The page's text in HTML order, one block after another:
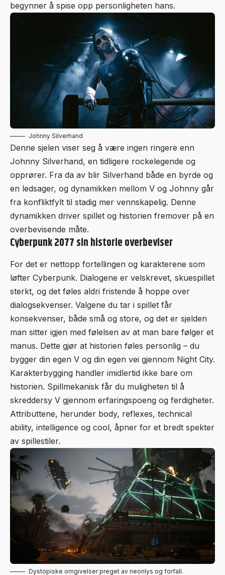
begynner å spise opp personligheten hans.
Johnny Silverhand
Denne sjelen viser seg å være ingen ringere enn
Johnny Silverhand, en tidligere rockelegende og
opprører. Fra da av blir Silverhand både en byrde og
en ledsager, og dynamikken mellom V og Johnny går
fra konfliktfylt til stadig mer vennskapelig. Denne
dynamikken driver spillet og historien fremover på en
overbevisende måte.
Cyberpunk 2077 sin historie overbeviser
For det er nettopp fortellingen og karakterene som
løfter Cyberpunk. Dialogene er velskrevet, skuespillet
sterkt, og det føles aldri fristende å hoppe over
dialogsekvenser. Valgene du tar i spillet får
konsekvenser, både små og store, og det er sjelden
man sitter igjen med følelsen av at man bare følger et
manus. Dette gjør at historien føles personlig – du
bygger din egen V og din egen vei gjennom Night City.
Karakterbygging handler imidlertid ikke bare om
historien. Spillmekanisk får du muligheten til å
skreddersy V gjennom erfaringspoeng og ferdigheter.
Attributtene, herunder body, reflexes, technical
ability, intelligence og cool, åpner for et bredt spekter
av spillestiler.
Dystopiske omgivelser preget av neonlys og forfall.